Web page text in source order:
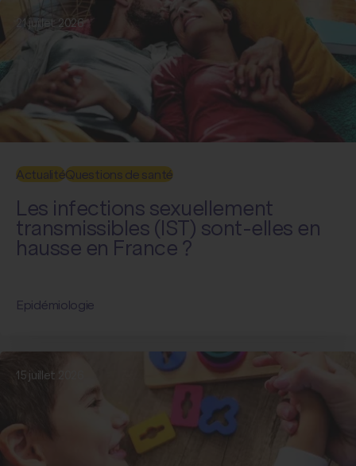
Les infections sexuellement
transmissibles (IST) sont-elles en
hausse en France ?
ActualitéQuestions de santé
Epidémiologie
21 juillet 2026
15 juillet 2026